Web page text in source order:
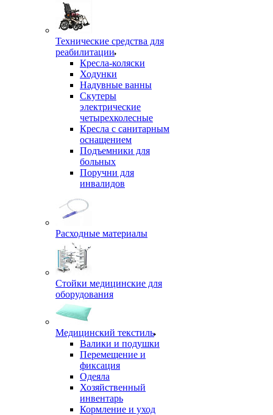
Технические средства для
реабилитации
Кресла-коляски
Ходунки
Надувные ванны
Скутеры
электрические
четырехколесные
Кресла с санитарным
оснащением
Подъемники для
больных
Поручни для
инвалидов
Расходные материалы
Стойки медицинские для
оборудования
Медицинский текстиль
Валики и подушки
Перемещение и
фиксация
Одеяла
Хозяйственный
инвентарь
Кормление и уход